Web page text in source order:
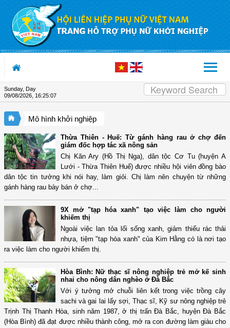
Skip to Content
Sunday, Day
09/08/2026 16:25:08
Mô hình khởi nghiệp
Thừa Thiên - Huế: Từ gánh hàng rau ở chợ đến
giám đốc hợp tác xã nông sản
Chị Kăn Ary (Hồ Thị Nga), dân tộc Cơ Tu (huyện A
Lưới - Thừa Thiên Huế) được nhiều hội viên đồng bào
dân tộc tin tưởng khi nói hay, làm giỏi. Chị làm nên chuyện từ những
gánh hàng rau bày bán ở chợ...
9X mở "tạp hóa xanh" tạo việc làm cho người
khiếm thị
Ngoài việc lan tỏa lối sống xanh, giảm thiểu rác thải
nhựa, tiệm "tạp hóa xanh" của Kim Hằng có là nơi tạo
ra việc làm cho người khiếm thị.
Hòa Bình: Nữ thạc sĩ nông nghiệp trẻ mở kế sinh
nhai cho nông dân nghèo ở Đà Bắc
Với ý tưởng mở chuỗi liên kết trong việc trồng cây
sachi và gai lai lấy sợi, Thạc sĩ, Kỹ sư nông nghiệp trẻ
Trịnh Thị Thanh Hòa, sinh năm 1987, ở thị trấn Đà Bắc, huyện Đà Bắc
(Hòa Bình) đã đạt được nhiều thành công, mở ra con đường làm giàu cho